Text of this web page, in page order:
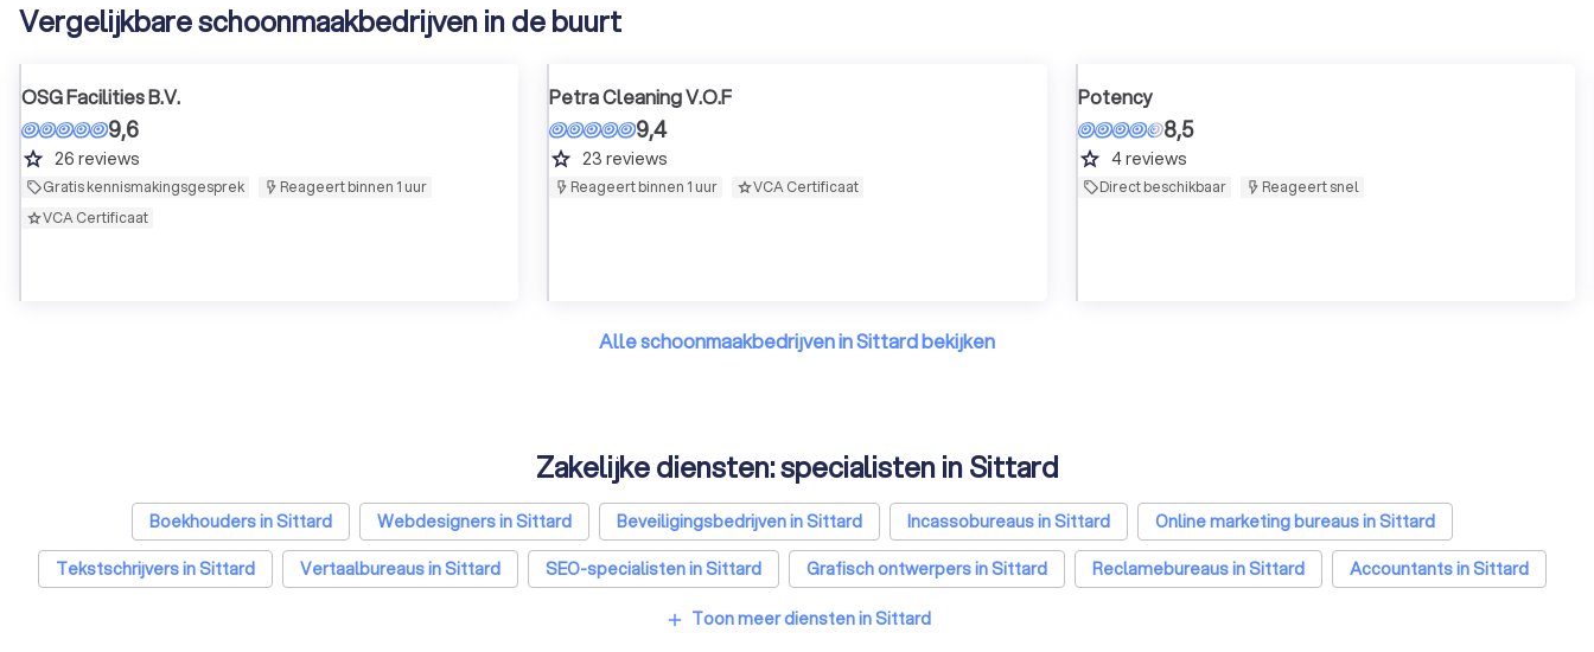
Vergelijkbare schoonmaakbedrijven in de buurt
OSG Facilities B.V.
9,6
grade 26 reviews
Gratis kennismakingsgesprek
Reageert binnen 1 uur
VCA Certificaat
Petra Cleaning V.O.F
9,4
grade 23 reviews
Reageert binnen 1 uur VCA Certificaat
Potency
8,5
grade 4reviews
Direct beschikbaar Reageert snel
Alle schoonmaakbedrijven in Sittard bekijken
Zakelijke diensten: specialisten in Sittard
Boekhouders in Sittard Webdesigners in Sittard Beveiligingsbedrijven in Sittard Incassobureaus in Sittard
Online marketing bureaus in Sittard
Tekstschrijvers in Sittard
Vertaalbureaus in Sittard SEO-specialisten in Sittard Grafisch ontwerpers in Sittard Reclamebureaus in Sittard Accountants in Sittard
add Toon meer diensten in Sittard